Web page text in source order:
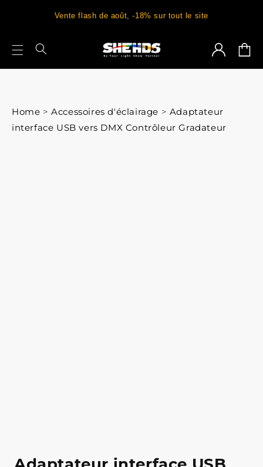
Vente flash de août, -18% sur tout le site
Connexion
Home >Accessoires d'éclairage > Adaptateur
interface USB vers DMX Contrôleur Gradateur